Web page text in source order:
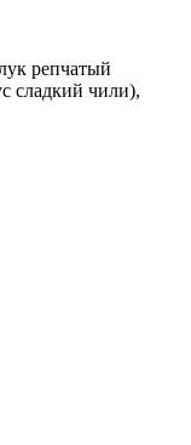
репчатый
сладкий чили),